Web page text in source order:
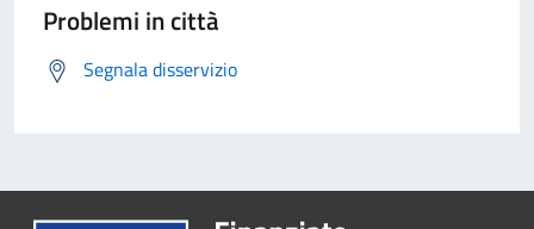
Problemi in città
Segnala disservizio